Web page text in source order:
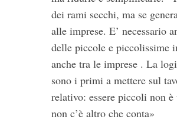
dei rami secchi, ma se
alle imprese. E’ necessario
delle piccole e piccolissime
anche tra le imprese . La
sono i primi a mettere sul
relativo: essere piccoli non
non c’è altro che conta»